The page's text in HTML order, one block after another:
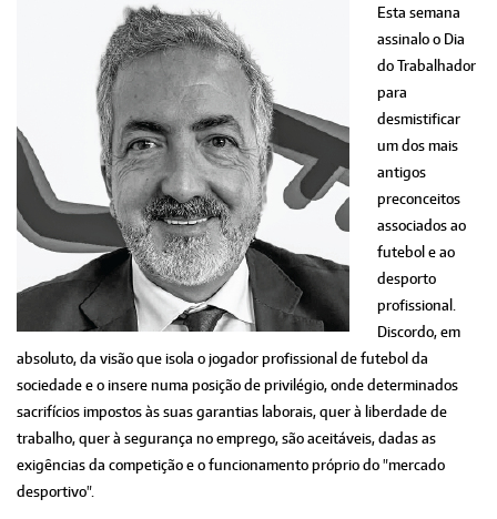
Esta semana
assinalo o Dia
do Trabalhador
para
desmistificar
um dos mais
antigos
preconceitos
associados ao
futebol e ao
desporto
profissional.
Discordo, em
absoluto, da visão que isola o jogador profissional de futebol da
sociedade e o insere numa posição de privilégio, onde determinados
sacrifícios impostos às suas garantias laborais, quer à liberdade de
trabalho, quer à segurança no emprego, são aceitáveis, dadas as
exigências da competição e o funcionamento próprio do "mercado
desportivo".